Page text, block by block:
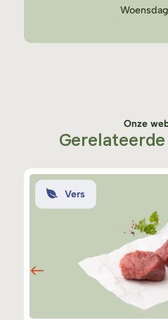
Woensdag
Onze
Vers